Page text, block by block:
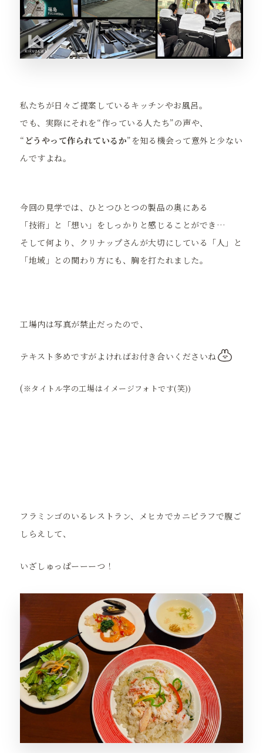
私たちが日々ご提案しているキッチンやお風呂。
でも、実際にそれを“作っている人たち”の声や、
“ どうやって作られているか”を知る機会って意外と少ない
んですよね。
今回の見学では、ひとつひとつの製品の奥にある
「技術」と「想い」をしっかりと感じることができ…
そして何より、クリナップさんが大切にしている「人」と
「地域」との関わり方にも、胸を打たれました。
工場内は写真が禁止だったので、
テキスト多めですがよければお付き合いくださいね
( ※タイトル字の工場はイメージフォトです(笑))
フラミンゴのいるレストラン、メヒカでカニピラフで腹ご
しらえして、
いざしゅっぱーーーつ！